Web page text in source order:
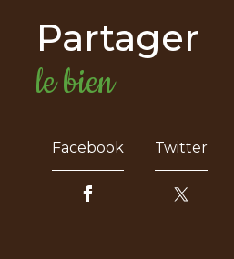
partager
le bien
Facebook Twitter